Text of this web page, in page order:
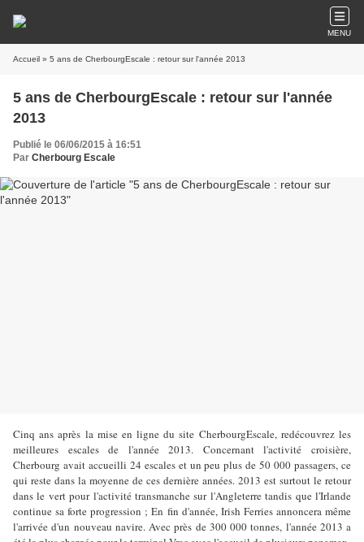
MENU
Accueil » 5 ans de CherbourgEscale : retour sur l'année 2013
5 ans de CherbourgEscale : retour sur l'année
2013
Publié le 06/06/2015 à 16:51
Par Cherbourg Escale
Cinq ans après la mise en ligne du site CherbourgEscale, redécouvrez les
meilleures escales de l'année 2013. Concernant l'activité croisière,
Cherbourg avait accueilli 24 escales et un peu plus de 50 000 passagers, ce
qui reste dans la moyenne de ces dernière années. 2013 est surtout le retour
dans le vert pour l'activité transmanche sur l'Angleterre tandis que l'Irlande
continue sa forte progression ; En fin d'année, Irish Ferries annoncera même
l'arrivée d'un nouveau navire. Avec près de 300 000 tonnes, l'année 2013 a